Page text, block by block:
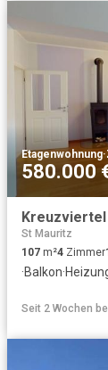
Etagenwohnung·
580.000
St Mauritz
107 m²4 Zimmer1
·Balkon·
Seit 2 Wochen